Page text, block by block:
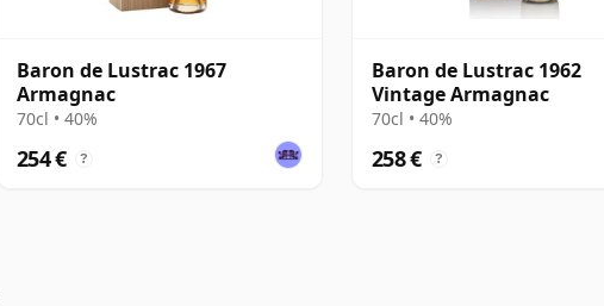
Baron de Lustrac 1967
Armagnac
70cl • 40%
254 € ?
Baron de Lustrac 1962
Vintage Armagnac
70cl • 40%
258 € ?